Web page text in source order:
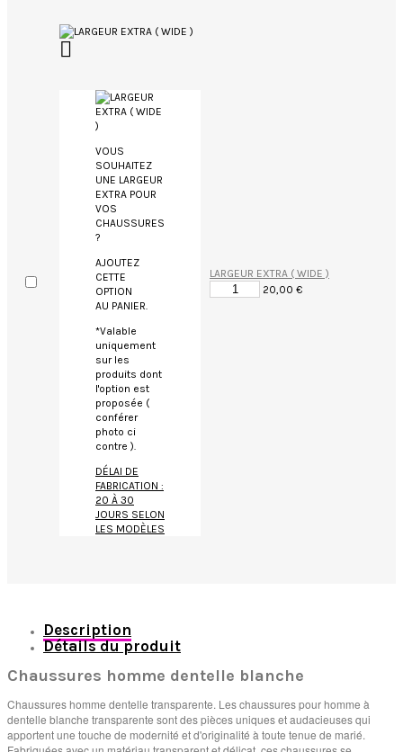

VOUS
SOUHAITEZ
UNE LARGEUR
EXTRA POUR
VOS
CHAUSSURES
?
AJOUTEZ
CETTE
OPTION
AU PANIER.
*Valable
uniquement
sur les
produits dont
l'option est
proposée (
conférer
photo ci
contre ).
DÉLAI DE
FABRICATION :
20 À 30
JOURS SELON
LES MODÈLES
LARGEUR EXTRA ( WIDE )
20,00 €
Description
Détails du produit
Chaussures homme dentelle blanche
Chaussures homme dentelle transparente. Les chaussures pour homme à
dentelle blanche transparente sont des pièces uniques et audacieuses qui
apportent une touche de modernité et d'originalité à toute tenue de marié.